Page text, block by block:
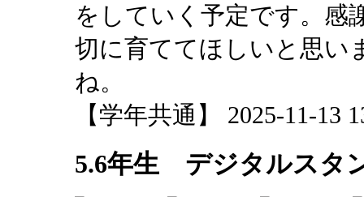
をしていく予定です。感
切に育ててほしいと思い
ね。
【学年共通】 2025-11-13
5.6年生 デジタルスタ